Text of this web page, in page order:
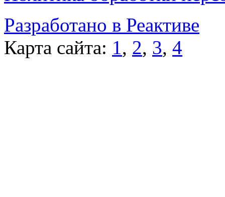
Разработано в Реактиве
Карта сайта: 1, 2, 3, 4